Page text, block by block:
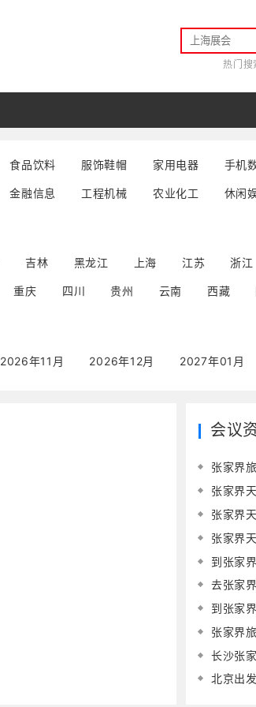
热门搜
食品饮料 服饰鞋帽 家用电器 手机
金融信息 工程机械 农业化工 休闲
吉林 黑龙江 上海 江苏 浙江
重庆 四川 贵州 云南 西藏
2026年11月 2026年12月 2027年01月
会议
张家界
到张家